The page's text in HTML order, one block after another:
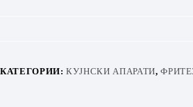
КАТЕГОРИИ:КУЈНСКИ АПАРАТИ,